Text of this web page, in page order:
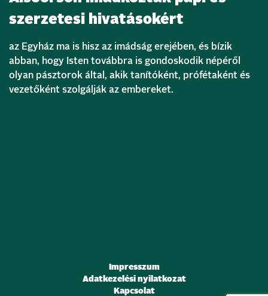
szerzetesi hivatásokért
az Egyház ma is hisz az imádság erejében, és bízik
abban, hogy Isten továbbra is gondoskodik népéről
olyan pásztorok által, akik tanítóként, prófétaként és
vezetőként szolgálják az embereket.
Impresszum
Adatkezelési nyilatkozat
Kapcsolat